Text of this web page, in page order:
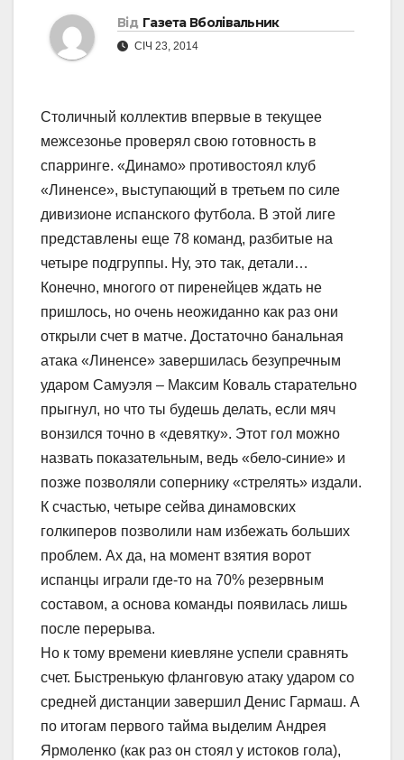
Від Газета Вболівальник
СІЧ 23, 2014
Столичный коллектив впервые в текущее
межсезонье проверял свою готовность в
спарринге. «Динамо» противостоял клуб
«Линенсе», выступающий в третьем по силе
дивизионе испанского футбола. В этой лиге
представлены еще 78 команд, разбитые на
четыре подгруппы. Ну, это так, детали…
Конечно, многого от пиренейцев ждать не
пришлось, но очень неожиданно как раз они
открыли счет в матче. Достаточно банальная
атака «Линенсе» завершилась безупречным
ударом Самуэля – Максим Коваль старательно
прыгнул, но что ты будешь делать, если мяч
вонзился точно в «девятку». Этот гол можно
назвать показательным, ведь «бело-синие» и
позже позволяли сопернику «стрелять» издали.
К счастью, четыре сейва динамовских
голкиперов позволили нам избежать больших
проблем. Ах да, на момент взятия ворот
испанцы играли где-то на 70% резервным
составом, а основа команды появилась лишь
после перерыва.
Но к тому времени киевляне успели сравнять
счет. Быстренькую фланговую атаку ударом со
средней дистанции завершил Денис Гармаш. А
по итогам первого тайма выделим Андрея
Ярмоленко (как раз он стоял у истоков гола),